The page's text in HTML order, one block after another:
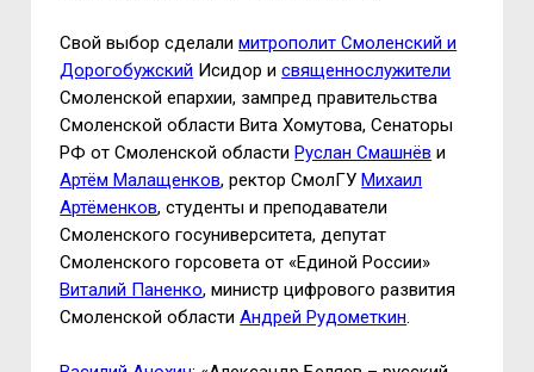
Свой выбор сделалимитрополит Смоленский и
Дорогобужский Исидор исвященнослужители
Смоленской епархии, зампред правительства
Смоленской области Вита Хомутова,Сенаторы
РФ от Смоленской областиРуслан Смашнёв и
Артём Малащенков,ректор СмолГУМихаил
Артёменков, студенты и преподаватели
Смоленского госуниверситета, депутат
Смоленского горсовета от «Единой России»
Виталий Паненко, министр цифрового развития
Смоленской областиАндрей Рудометкин.